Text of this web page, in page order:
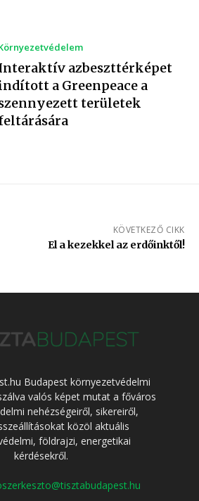
azbeszttérképet
a Greenpeace a
területek
KÖVETKEZŐ CIKK
El a kezekkel az erdőinktől!
Budapest környezetvédelmi
valós képet mutat a főváros
nehézségeiről, sikereiről,
közöl aktuális
földrajzi, energetikai
kérdésekről.